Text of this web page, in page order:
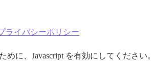
ライバシーポリシー
に、Javascript を有効にしてください。